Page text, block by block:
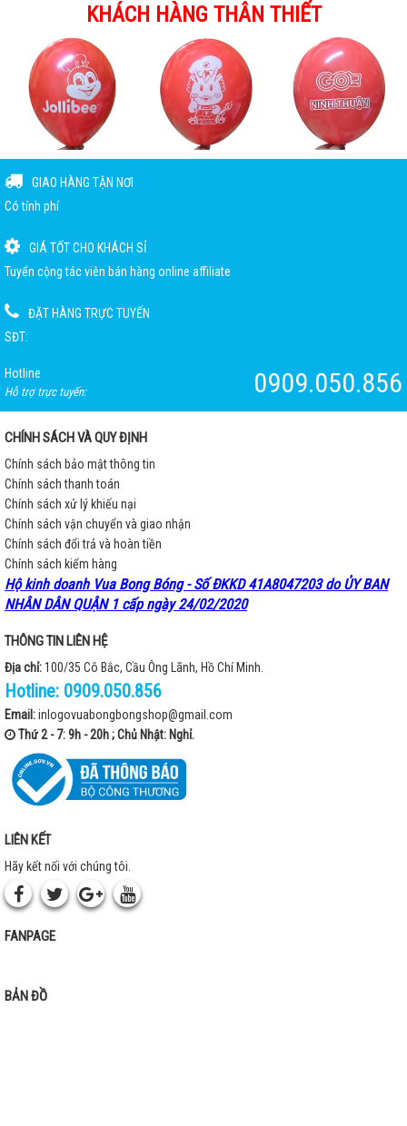
KHÁCH HÀNG THÂN THIẾT
GIAO HÀNG TẬN NƠI
Có tính phí
GIÁ TỐT CHO KHÁCH SỈ
Tuyển cộng tác viên bán hàng online affiliate
ĐẶT HÀNG TRỰC TUYẾN
SĐT:
Hotline
Hỗ trợ trực tuyến: 0909.050.856
CHÍNH SÁCH VÀ QUY ĐỊNH
Chính sách bảo mật thông tin
Chính sách thanh toán
Chính sách xử lý khiếu nại
Chính sách vận chuyển và giao nhận
Chính sách đổi trả và hoàn tiền
Chính sách kiểm hàng
Hộ kinh doanh Vua Bong Bóng - Số ĐKKD 41A8047203 do ỦY BAN
NHÂN DÂN QUẬN 1 cấp ngày 24/02/2020
THÔNG TIN LIÊN HỆ
Địa chỉ:100/35 Cô Bắc, Cầu Ông Lãnh, Hồ Chí Minh.
Hotline: 0909.050.856
Email:inlogovuabongbongshop@gmail.com
Thứ 2 - 7: 9h - 20h ; Chủ Nhật: Nghỉ.
LIÊN KẾT
Hãy kết nối với chúng tôi.
FANPAGE
BẢN ĐỒ